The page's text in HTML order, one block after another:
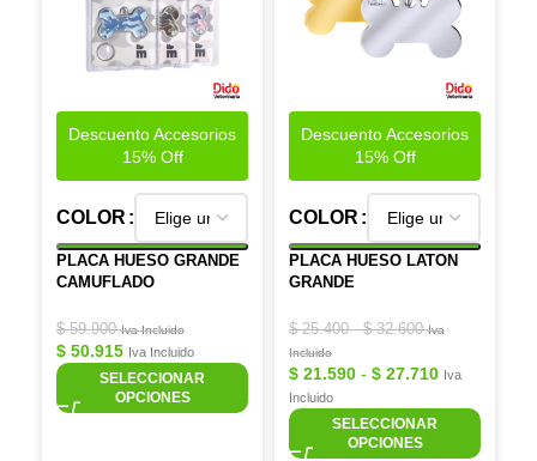
Descuento Accesorios
15% Off
COLOR
PLACA HUESO GRANDE
CAMUFLADO
$59.900 Iva Incluido
$ 50.915 Iva Incluido
SELECCIONAR
OPCIONES
Descuento Accesorios
15% Off
COLOR
PLACA HUESO LATON
GRANDE
$25.400 - $32.600 Iva
Incluido
$ 21.590 - $ 27.710 Iva
Incluido
SELECCIONAR
OPCIONES